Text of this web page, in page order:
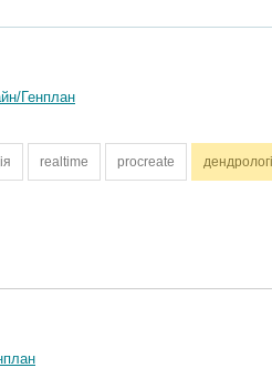
Генплан
realtime procreate